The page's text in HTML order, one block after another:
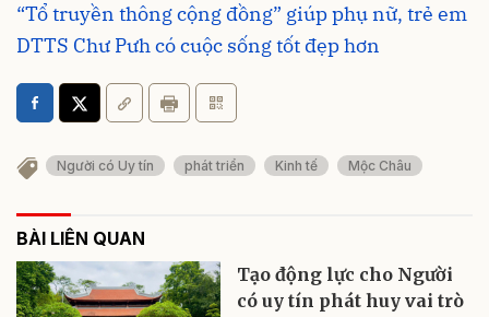
“Tổ truyền thông cộng đồng” giúp phụ nữ, trẻ em
DTTS Chư Pưh có cuộc sống tốt đẹp hơn
Người có Uy tín phát triển Kinh tế Mộc Châu
BÀI LIÊN QUAN
Tạo động lực cho Người
có uy tín phát huy vai trò